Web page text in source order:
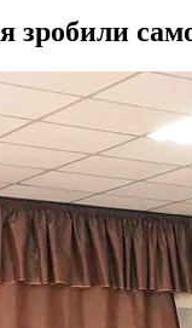
зробили